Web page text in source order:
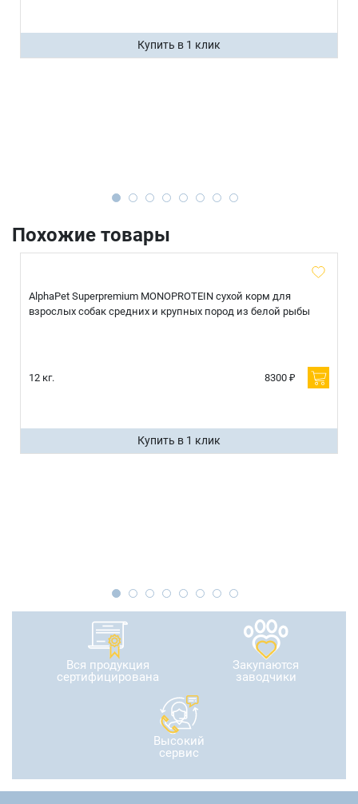
Купить в 1 клик
Похожие товары
AlphaPet Superpremium MONOPROTEIN сухой корм для
взрослых собак средних и крупных пород из белой рыбы
12 кг. 8300 ₽
Купить в 1 клик
Вся продукция
сертифицирована
Закупаются
заводчики
Высокий
сервис